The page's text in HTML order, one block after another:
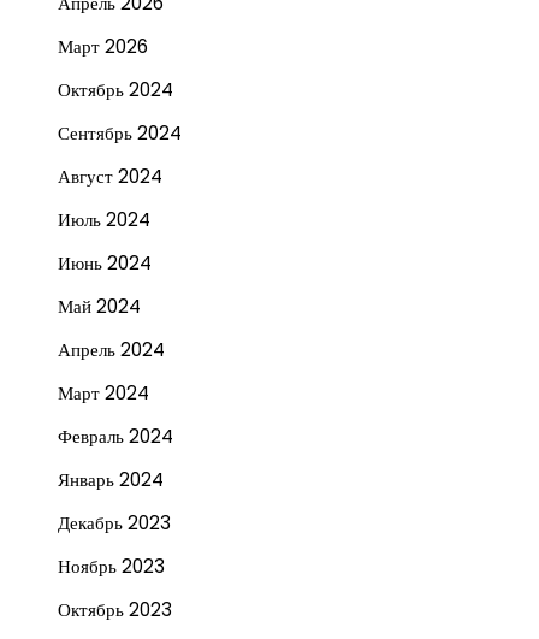
Март 2026
Октябрь 2024
Сентябрь 2024
Август 2024
Июль 2024
Июнь 2024
Май 2024
Апрель 2024
Март 2024
Февраль 2024
Январь 2024
Декабрь 2023
Ноябрь 2023
Октябрь 2023